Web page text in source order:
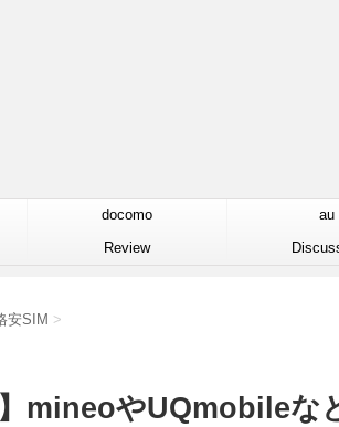
docomo au
Review
安SIM >
】mineoやUQmobileな